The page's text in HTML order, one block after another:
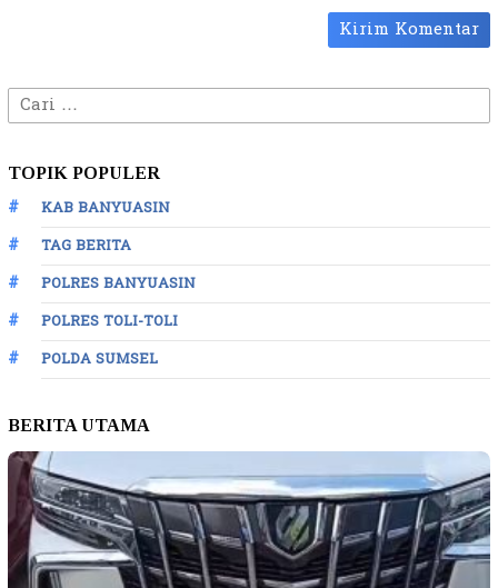
Cari
untuk:
TOPIK POPULER
KAB BANYUASIN
TAG BERITA
POLRES BANYUASIN
POLRES TOLI-TOLI
POLDA SUMSEL
BERITA UTAMA